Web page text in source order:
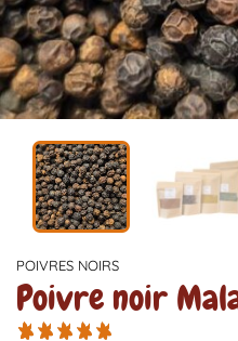
POIVRES NOIRS
Poivre noir